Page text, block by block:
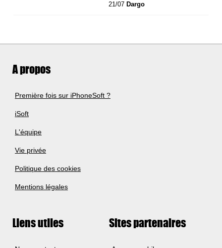
21/07 Dargo
A propos
Première fois sur iPhoneSoft ?
iSoft
L'équipe
Vie privée
Politique des cookies
Mentions légales
Liens utiles Sites partenaires